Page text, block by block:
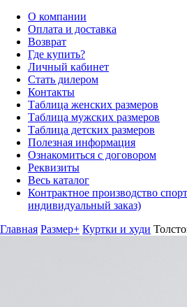
О компании
Оплата и доставка
Возврат
Где купить?
Личный кабинет
Стать дилером
Контакты
Таблица женских размеров
Таблица мужских размеров
Таблица детских размеров
Полезная информация
Ознакомиться с договором
Реквизиты
Весь каталог
Контрактное производство
индивидуальный заказ)
Главная Размер+ Куртки и худи